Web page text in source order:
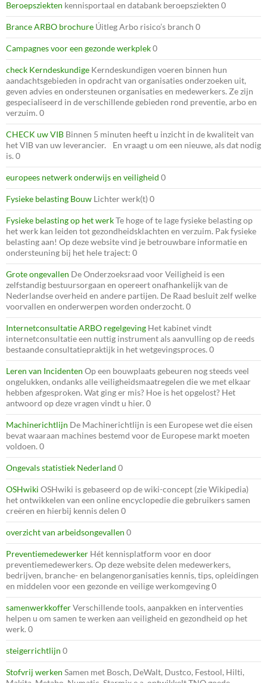
Beroepsziekten kennisportaal en databank beroepsziekten 0
Brance ARBO brochure Úitleg Arbo risico’s branch 0
Campagnes voor een gezonde werkplek0
check Kerndeskundige Kerndeskundigen voeren binnen hun
aandachtsgebieden in opdracht van organisaties onderzoeken uit,
geven advies en ondersteunen organisaties en medewerkers. Ze zijn
gespecialiseerd in de verschillende gebieden rond preventie, arbo en
verzuim. 0
CHECK uw VIB Binnen 5 minuten heeft u inzicht in de kwaliteit van
het VIB van uw leverancier. En vraagt u om een nieuwe, als dat nodig
is. 0
europees netwerk onderwijs en veiligheid 0
Fysieke belasting Bouw Lichter werk(t) 0
Fysieke belasting op het werkTe hoge of te lage fysieke belasting op
het werk kan leiden tot gezondheidsklachten en verzuim. Pak fysieke
belasting aan! Op deze website vind je betrouwbare informatie en
ondersteuning bij het hele traject: 0
Grote ongevallen De Onderzoeksraad voor Veiligheid is een
zelfstandig bestuursorgaan en opereert onafhankelijk van de
Nederlandse overheid en andere partijen. De Raad besluit zelf welke
voorvallen en onderwerpen worden onderzocht. 0
Internetconsultatie ARBO regelgeving Het kabinet vindt
internetconsultatie een nuttig instrument als aanvulling op de reeds
bestaande consultatiepraktijk in het wetgevingsproces. 0
Leren van Incidenten Op een bouwplaats gebeuren nog steeds veel
ongelukken, ondanks alle veiligheidsmaatregelen die we met elkaar
hebben afgesproken. Wat ging er mis? Hoe is het opgelost? Het
antwoord op deze vragen vindt u hier. 0
Machinerichtlijn De Machinerichtlijn is een Europese wet die eisen
bevat waaraan machines bestemd voor de Europese markt moeten
voldoen. 0
Ongevals statistiek Nederland 0
OSHwiki OSHwiki is gebaseerd op de wiki-concept (zie Wikipedia)
het ontwikkelen van een online encyclopedie die gebruikers samen
creëren en hierbij kennis delen 0
overzicht van arbeidsongevallen 0
Preventiemedewerker Hét kennisplatform voor en door
preventiemedewerkers. Op deze website delen medewerkers,
bedrijven, branche- en belangenorganisaties kennis, tips, opleidingen
en middelen voor een gezonde en veilige werkomgeving 0
samenwerkkofferVerschillende tools, aanpakken en interventies
helpen u om samen te werken aan veiligheid en gezondheid op het
werk. 0
steigerrichtlijn 0
Stofvrij werken Samen met Bosch, DeWalt, Dustco, Festool, Hilti,